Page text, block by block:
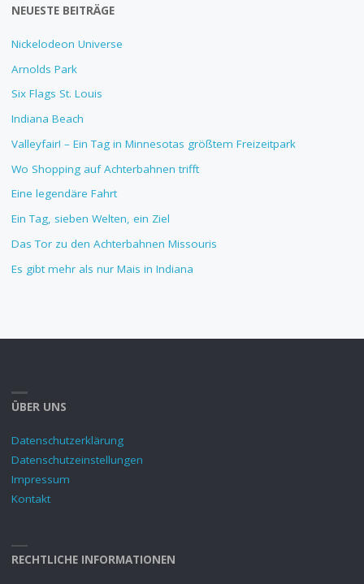
NEUESTE BEITRÄGE
Nickelodeon Universe
Arnolds Park
Six Flags St. Louis
Indiana Beach
Valleyfair! – Ein Tag in Minnesotas größtem Freizeitpark
Wo Shopping auf Achterbahnen trifft
Eine legendäre Fahrt
Ein Tag, sieben Welten, ein Ziel
Das Tor zu den Achterbahnen Missouris
Es gibt mehr als nur Mais in Indiana
ÜBER UNS
Datenschutzerklärung
Datenschutzeinstellungen
Impressum
Kontakt
RECHTLICHE INFORMATIONEN